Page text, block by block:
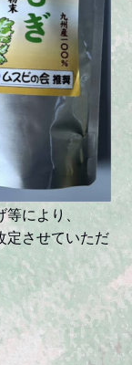
により、
定させていただ